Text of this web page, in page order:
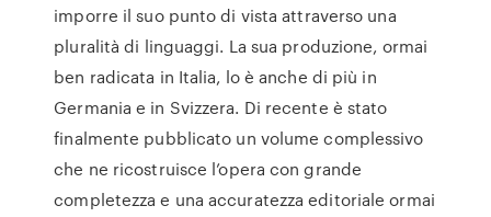
imporre il suo punto di vista attraverso una
pluralità di linguaggi. La sua produzione, ormai
ben radicata in Italia, lo è anche di più in
Germania e in Svizzera. Di recente è stato
finalmente pubblicato un volume complessivo
che ne ricostruisce l’opera con grande
completezza e una accuratezza editoriale ormai